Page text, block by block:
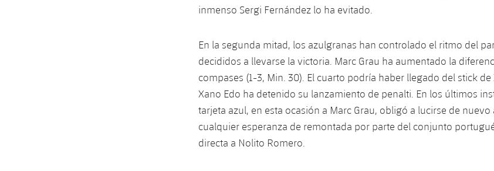
inmenso Sergi Fernández lo ha evitado.
En la segunda mitad, los azulgranas han controlado el ritmo del
decididos a llevarse la victoria. Marc Grau ha aumentado la
compases (1-3, Min. 30). El cuarto podría haber llegado del stick
Xano Edo ha detenido su lanzamiento de penalti. En los últimos
tarjeta azul, en esta ocasión a Marc Grau, obligó a lucirse de
cualquier esperanza de remontada por parte del conjunto
directa a Nolito Romero.